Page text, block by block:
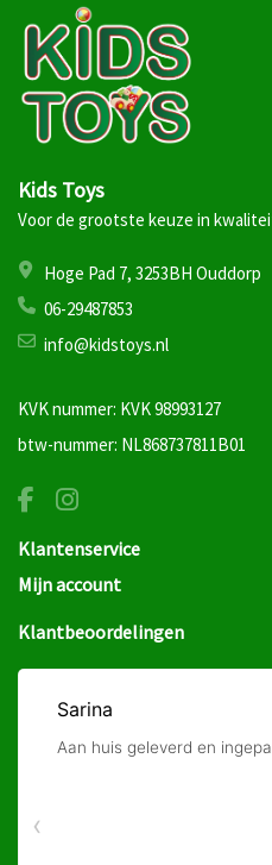
Kids Toys
Voor de grootste keuze in
Hoge Pad 7, 3253BH Ouddorp
06-29487853
info@kidstoys.nl
KVK nummer: KVK 98993127
btw-nummer: NL868737811B01
Klantenservice
Mijn account
Klantbeoordelingen